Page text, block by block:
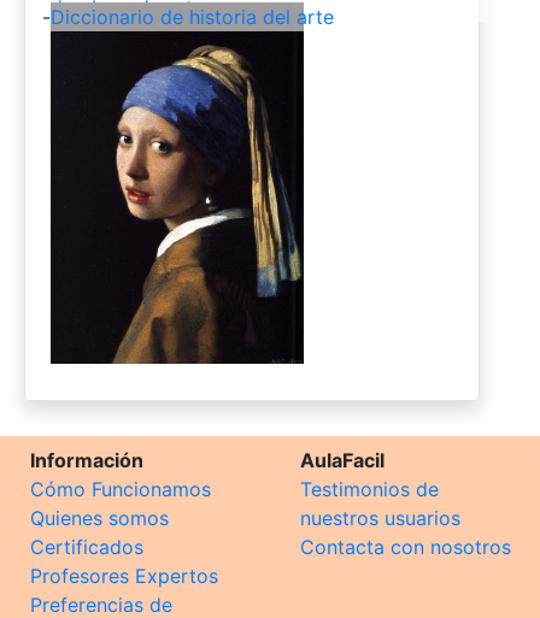
de obras de arte
-Diccionario de historia del arte
Información
Cómo Funcionamos
Quienes somos
Certificados
Profesores Expertos
Preferencias de
AulaFacil
Testimonios de
nuestros usuarios
Contacta con nosotros